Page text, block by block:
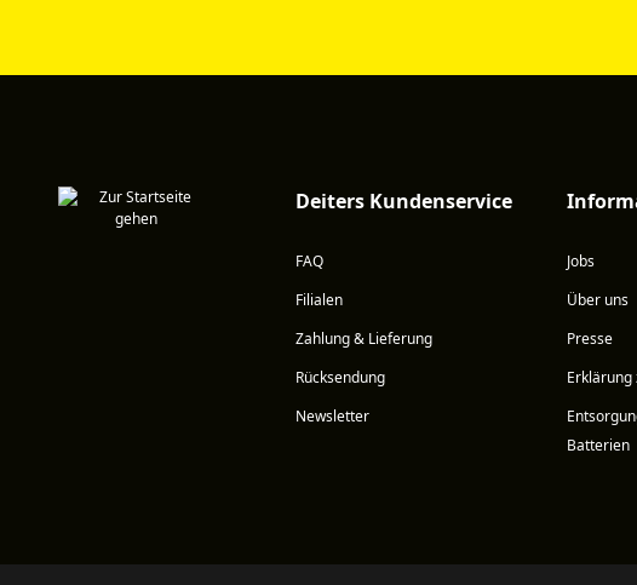
Deiters Kundenservice
FAQ
Filialen
Zahlung & Lieferung
Rücksendung
Newsletter
Jobs
Über uns
Presse
Batterien